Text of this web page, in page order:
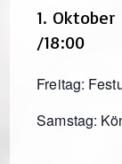
1. Oktober
/18:00
Freitag:
Samstag: